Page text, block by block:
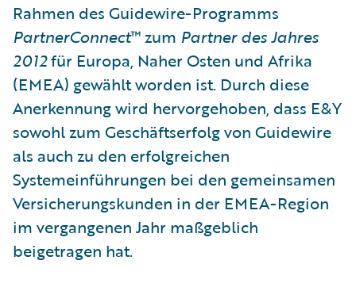
Rahmen des Guidewire-Programms
PartnerConnect™ zum Partner des Jahres
2012für Europa, Naher Osten und Afrika
(EMEA) gewählt worden ist. Durch diese
Anerkennung wird hervorgehoben, dass E&Y
sowohl zum Geschäftserfolg von Guidewire
als auch zu den erfolgreichen
Systemeinführungen bei den gemeinsamen
Versicherungskunden in der EMEA-Region
im vergangenen Jahr maßgeblich
beigetragen hat.